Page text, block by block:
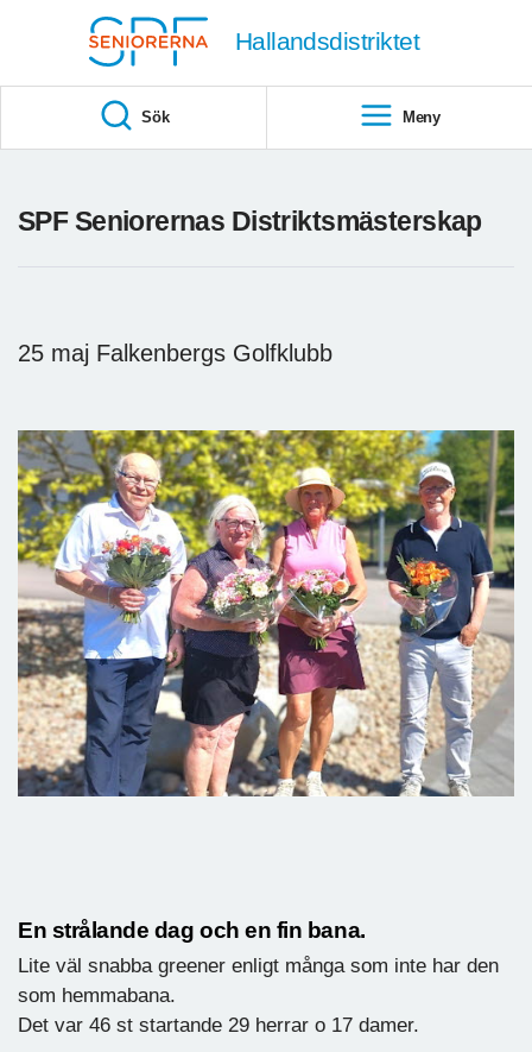
Hallandsdistriktet
Sök Meny
SPF Seniorernas Distriktsmästerskap
25 maj Falkenbergs Golfklubb
En strålande dag och en fin bana.
Lite väl snabba greener enligt många som inte har den
som hemmabana.
Det var 46 st startande 29 herrar o 17 damer.